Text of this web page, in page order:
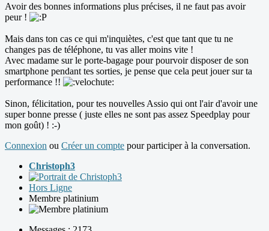
Avoir des bonnes informations plus précises, il ne faut pas avoir
peur !
Mais dans ton cas ce qui m'inquiètes, c'est que tant que tu ne
changes pas de téléphone, tu vas aller moins vite !
Avec madame sur le porte-bagage pour pourvoir disposer de son
smartphone pendant tes sorties, je pense que cela peut jouer sur ta
performance !!
Sinon, félicitation, pour tes nouvelles Assio qui ont l'air d'avoir une
super bonne presse ( juste elles ne sont pas assez Speedplay pour
mon goût) ! :-)
Connexion ou Créer un compte pour participer à la conversation.
Christoph3
Hors Ligne
Membre platinium